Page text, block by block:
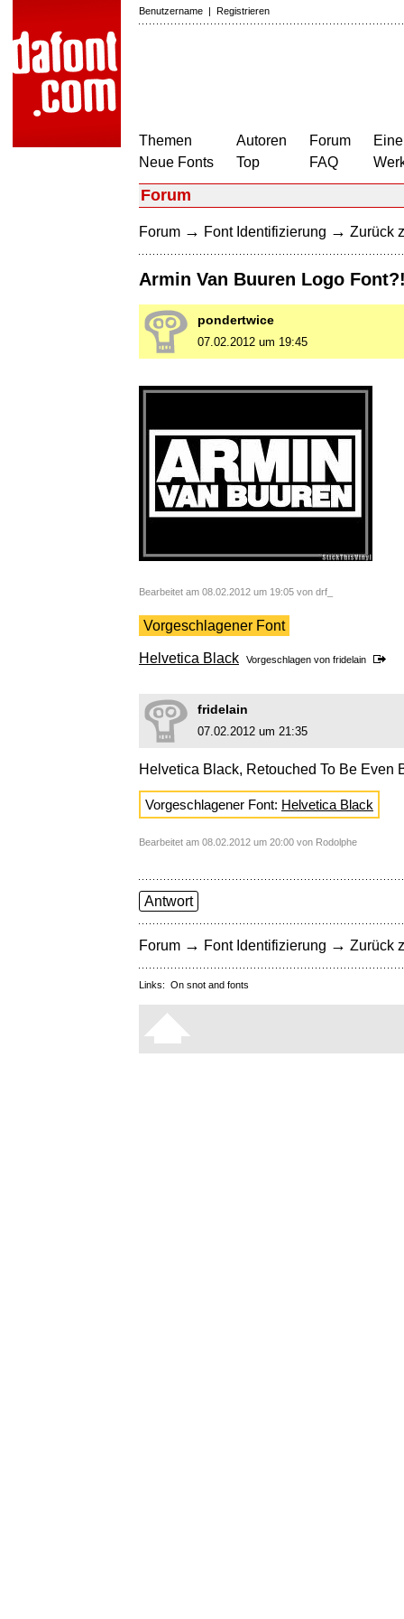
Benutzername | Registrieren
Themen
Neue Fonts
Autoren
Top
Forum
FAQ
Forum
Forum → Font Identifizierung → Zurück
Armin Van Buuren Logo
pondertwice
07.02.2012 um 19:45
Bearbeitet am 08.02.2012 um 19:05 von drf_
Vorgeschlagener Font
Helvetica Black Vorgeschlagen von fridelain
fridelain
07.02.2012 um 21:35
Helvetica Black, Retouched To Be Even
Vorgeschlagener Font: Helvetica Black
Bearbeitet am 08.02.2012 um 20:00 von Rodolphe
Antwort
Forum → Font Identifizierung → Zurück
Links: On snot and fonts